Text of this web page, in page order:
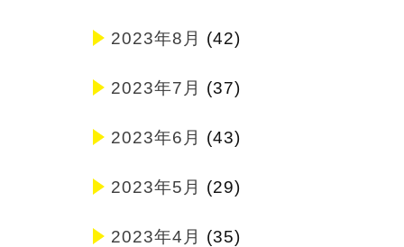
2023年8月 (42)
2023年7月 (37)
2023年6月 (43)
2023年5月 (29)
2023年4月 (35)